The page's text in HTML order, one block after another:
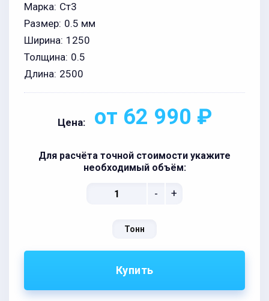
Марка: Ст3
Размер: 0.5 мм
Ширина: 1250
Толщина: 0.5
Длина: 2500
Цена: от 62 990 ₽
Для расчёта точной стоимости укажите
необходимый объём:
- +
Тонн
Купить